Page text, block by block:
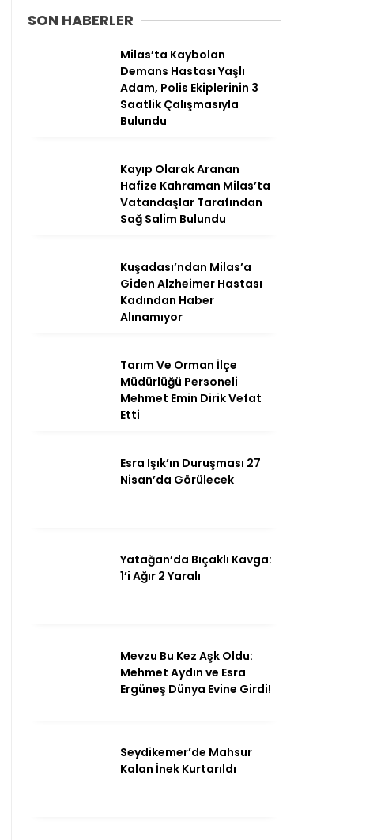
WhatsApp
İhbar Hattı
Facebook
SON HABERLER
Milas’ta Kaybolan
Demans Hastası Yaşlı
Adam, Polis Ekiplerinin 3
Saatlik Çalışmasıyla
Bulundu
Kayıp Olarak Aranan
Hafize Kahraman Milas’ta
Vatandaşlar Tarafından
Sağ Salim Bulundu
Kuşadası’ndan Milas’a
Giden Alzheimer Hastası
Kadından Haber
Alınamıyor
Tarım Ve Orman İlçe
Müdürlüğü Personeli
Mehmet Emin Dirik Vefat
Etti
Esra Işık’ın Duruşması 27
Nisan’da Görülecek
Yatağan’da Bıçaklı Kavga:
1’i Ağır 2 Yaralı
Mevzu Bu Kez Aşk Oldu:
Mehmet Aydın ve Esra
Ergüneş Dünya Evine Girdi!
Seydikemer’de Mahsur
Kalan İnek Kurtarıldı